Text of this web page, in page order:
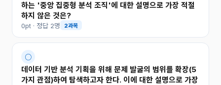
하는 '중앙 집중형 분석 조직'에 대한 설명으로 가장 적절
하지 않은 것은?
0pt · 정답 2명 2과목
○
데이터 기반 분석 기획을 위해 문제 발굴의 범위를 확장(5
가지 관점)하여 탐색하고자 한다. 이에 대한 설명으로 가장